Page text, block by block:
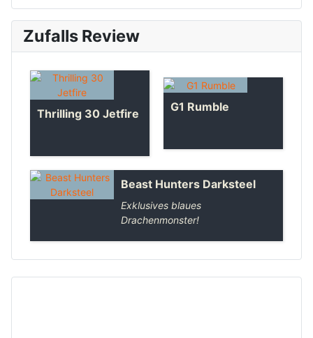
Zufalls Review
Thrilling 30 Jetfire G1 Rumble
Beast Hunters Darksteel
Exklusives blaues
Drachenmonster!